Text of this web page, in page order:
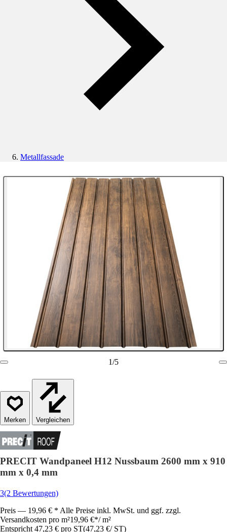
Metallfassade
1/5
Vergleichen
PRECIT Wandpaneel H12 Nussbaum 2600 mm x 910
mm x 0,4 mm
3(2 Bewertungen)
Preis — 19,96 € * Alle Preise inkl. MwSt. und ggf. zzgl.
Versandkosten pro m²19,96 €*/ m²
Entspricht 47,23 € pro ST(47,23 €/ ST)